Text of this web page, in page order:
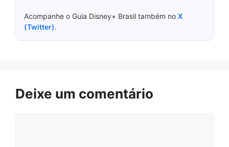
Acompanhe o Guia Disney+ Brasil também no X
(Twitter).
Deixe um comentário